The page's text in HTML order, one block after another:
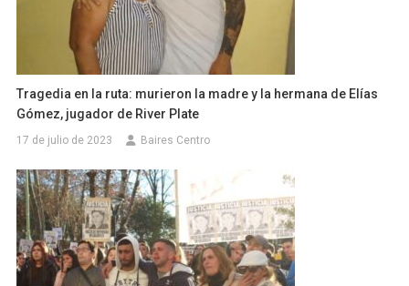
Tragedia en la ruta: murieron la madre y la hermana de Elías
Gómez, jugador de River Plate
17 de julio de 2023 Baires Centro